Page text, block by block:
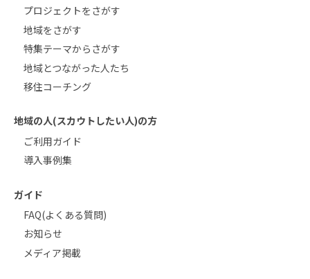
プロジェクトをさがす
地域をさがす
特集テーマからさがす
地域とつながった人たち
移住コーチング
地域の人(スカウトしたい人)の方
ご利用ガイド
導入事例集
ガイド
FAQ(よくある質問)
お知らせ
メディア掲載